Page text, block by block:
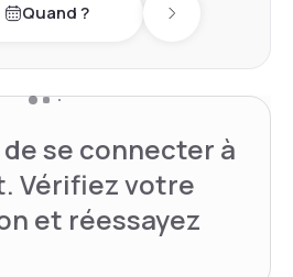
Quand ? Next day
se connecter à
Vérifiez votre
et réessayez